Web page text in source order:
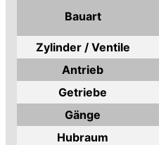
Bauart
Zylinder / Ventile
Antrieb
Getriebe
Gänge
Hubraum